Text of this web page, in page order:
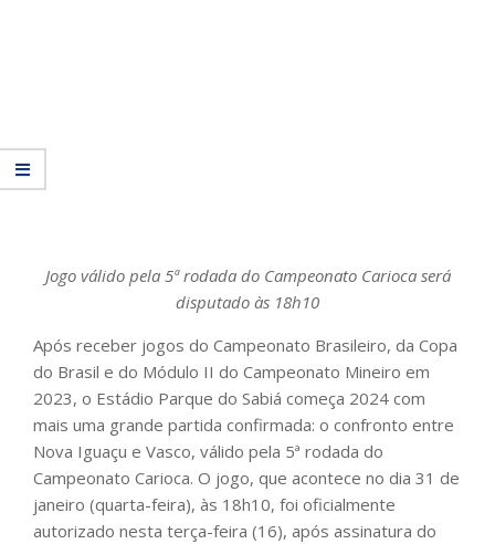
Jogo válido pela 5ª rodada do Campeonato Carioca será
disputado às 18h10
Após receber jogos do Campeonato Brasileiro, da Copa
do Brasil e do Módulo II do Campeonato Mineiro em
2023, o Estádio Parque do Sabiá começa 2024 com
mais uma grande partida confirmada: o confronto entre
Nova Iguaçu e Vasco, válido pela 5ª rodada do
Campeonato Carioca. O jogo, que acontece no dia 31 de
janeiro (quarta-feira), às 18h10, foi oficialmente
autorizado nesta terça-feira (16), após assinatura do